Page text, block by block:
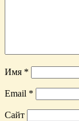
Имя *
Email *
Сайт